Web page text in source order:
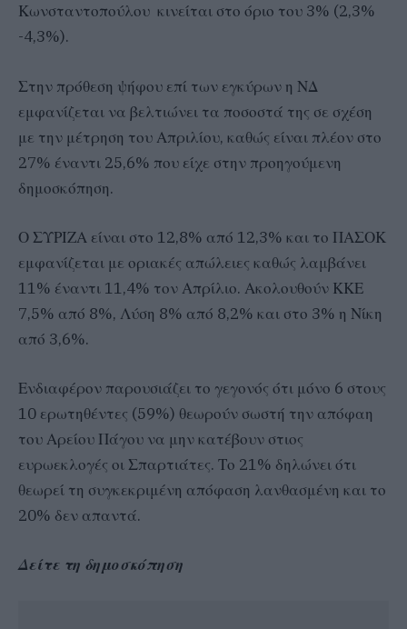
Κωνσταντοπούλου κινείται στο όριο του 3% (2,3%
-4,3%).
Στην πρόθεση ψήφου επί των εγκύρων η ΝΔ
εμφανίζεται να βελτιώνει τα ποσοστά της σε σχέση
με την μέτρηση του Απριλίου, καθώς είναι πλέον στο
27% έναντι 25,6% που είχε στην προηγούμενη
δημοσκόπηση.
Ο ΣΥΡΙΖΑ είναι στο 12,8% από 12,3% και το ΠΑΣΟΚ
εμφανίζεται με οριακές απώλειες καθώς λαμβάνει
11% έναντι 11,4% τον Απρίλιο. Ακολουθούν ΚΚΕ
7,5% από 8%, Λύση 8% από 8,2% και στο 3% η Νίκη
από 3,6%.
Ενδιαφέρον παρουσιάζει το γεγονός ότι μόνο 6 στους
10 ερωτηθέντες (59%) θεωρούν σωστή την απόφαη
του Αρείου Πάγου να μην κατέβουν στιος
ευρωεκλογές οι Σπαρτιάτες. Το 21% δηλώνει ότι
θεωρεί τη συγκεκριμένη απόφαση λανθασμένη και το
20% δεν απαντά.
Δείτε τη δημοσκόπηση